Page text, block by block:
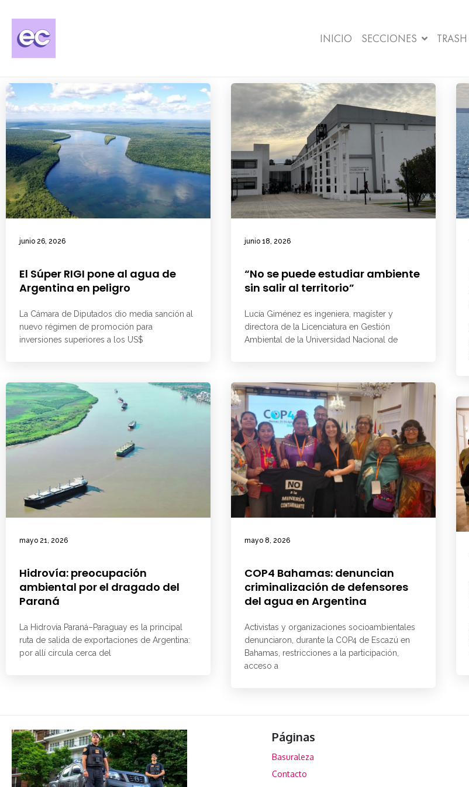
INICIO SECCIONES TRASH
junio 26, 2026
El Súper RIGI pone al agua de
Argentina en peligro
La Cámara de Diputados dio media sanción al
nuevo régimen de promoción para
inversiones superiores a los US$
junio 18, 2026
“No se puede estudiar ambiente
sin salir al territorio”
Lucía Giménez es ingeniera, magíster y
directora de la Licenciatura en Gestión
Ambiental de la Universidad Nacional de
mayo 21, 2026
Hidrovía: preocupación
ambiental por el dragado del
Paraná
La Hidrovía Paraná–Paraguay es la principal
ruta de salida de exportaciones de Argentina:
por allí circula cerca del
mayo 8, 2026
COP4 Bahamas: denuncian
criminalización de defensores
del agua en Argentina
Activistas y organizaciones socioambientales
denunciaron, durante la COP4 de Escazú en
Bahamas, restricciones a la participación,
acceso a
Páginas
Basuraleza
Contacto